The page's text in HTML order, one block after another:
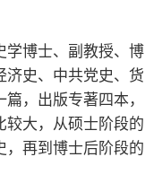
学博士、副教授、博
济史、中共党史、货
，出版专著四本，
较大，从硕士阶段的
，再到博士后阶段的